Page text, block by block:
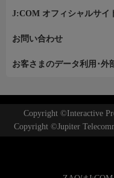
J:COM オフィシャルサイ
お問い合わせ
お客さまのデータ利用･外
Copyright ©Interactive
Copyright ©Jupiter